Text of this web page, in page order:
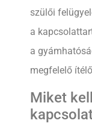
szülői
a
a
megfelelő
Miket